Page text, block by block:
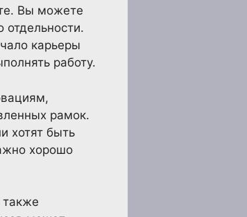
Вы можете
отдельности.
карьеры
работу.
рамок.
хотят быть
хорошо
также